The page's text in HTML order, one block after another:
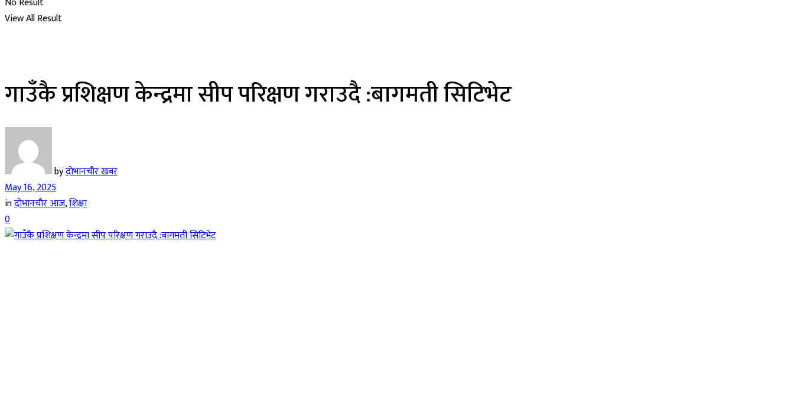
View All Result
गाउँकै प्रशिक्षण केन्द्रमा सीप परिक्षण गराउदै :बागमती सिटिभेट
byदोभानचौर खबर
May 16, 2025
inदाेभानचाैर आज,शिक्षा
0